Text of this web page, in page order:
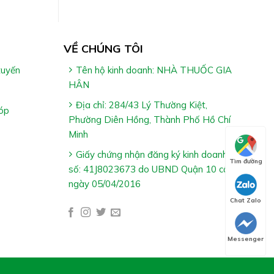
VỀ CHÚNG TÔI
Tên hộ kinh doanh: NHÀ THUỐC GIA
HÂN
Địa chỉ: 284/43 Lý Thường Kiệt,
Phường Diên Hồng, Thành Phố Hồ Chí
Minh
Giấy chứng nhận đăng ký kinh doanh
số: 41J8023673 do UBND Quận 10 cấp
ngày 05/04/2016
Tìm đường
Chat Zalo
Messenger